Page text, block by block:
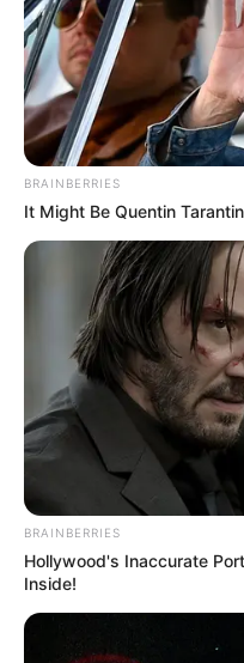
BRAINBERRIES
It Might Be Quentin
BRAINBERRIES
Hollywood's Inaccurate
Inside!